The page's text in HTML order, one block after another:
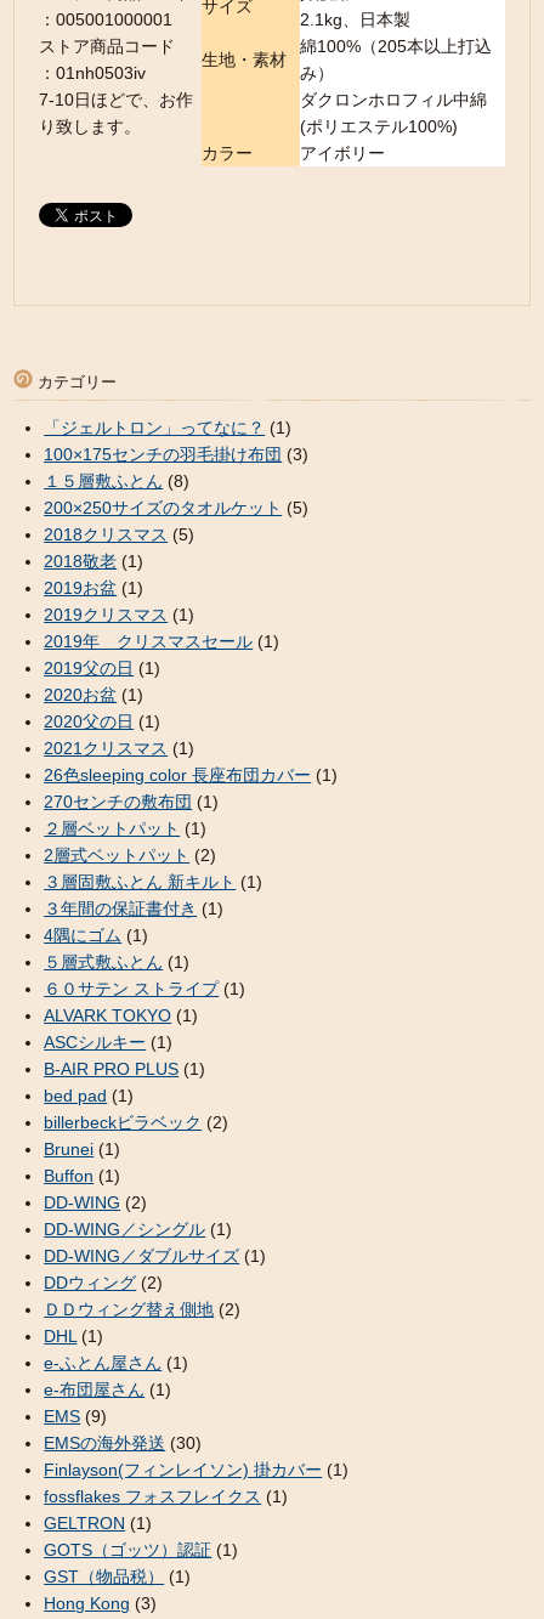
サイズ
2.1kg、日本製
生地・素材
綿100%（205本以上打込
み）
ダクロンホロフィル中綿
(ポリエステル100%)
カラー
アイボリー
：005001000001
ストア商品コード
：01nh0503iv
7-10日ほどで、お作
り致します。
カテゴリー
「ジェルトロン」ってなに？ (1)
100×175センチの羽毛掛け布団 (3)
１５層敷ふとん (8)
200×250サイズのタオルケット (5)
2018クリスマス (5)
2018敬老 (1)
2019お盆 (1)
2019クリスマス (1)
2019年 クリスマスセール (1)
2019父の日 (1)
2020お盆 (1)
2020父の日 (1)
2021クリスマス (1)
26色sleeping color 長座布団カバー (1)
270センチの敷布団 (1)
２層ベットパット (1)
2層式ベットパット (2)
３層固敷ふとん 新キルト (1)
３年間の保証書付き (1)
4隅にゴム (1)
５層式敷ふとん (1)
６０サテン ストライプ(1)
ALVARK TOKYO (1)
ASCシルキー (1)
B-AIR PRO PLUS (1)
bed pad (1)
billerbeckビラベック (2)
Brunei (1)
Buffon (1)
DD-WING (2)
DD-WING／シングル (1)
DD-WING／ダブルサイズ (1)
DDウィング (2)
ＤＤウィング替え側地 (2)
DHL(1)
e-ふとん屋さん (1)
e-布団屋さん (1)
EMS (9)
EMSの海外発送 (30)
Finlayson(フィンレイソン) 掛カバー (1)
fossflakes フォスフレイクス (1)
GELTRON (1)
GOTS（ゴッツ）認証 (1)
GST（物品税）
(1)
Hong Kong (3)